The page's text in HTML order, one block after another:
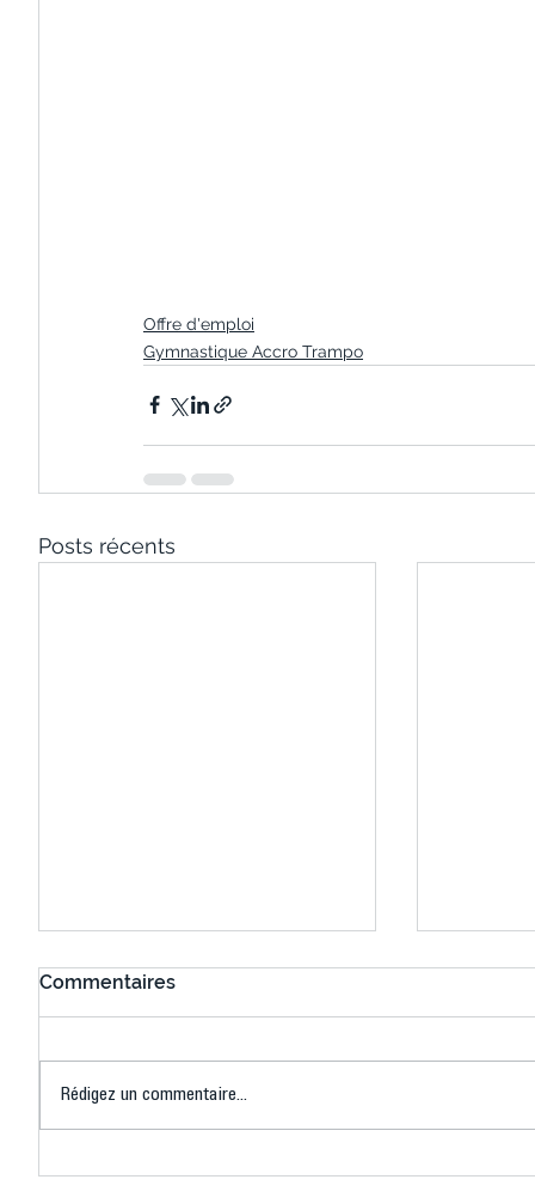
Offre d'emploi
Gymnastique Accro Trampo
Posts récents
de France 2026, les
belle
Commentaires
Rédigez un commentaire...